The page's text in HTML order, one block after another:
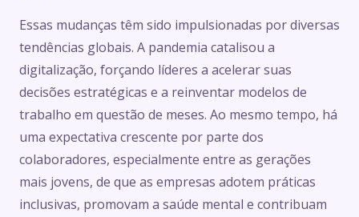
Essas mudanças têm sido impulsionadas por diversas
tendências globais. A pandemia catalisou a
digitalização, forçando líderes a acelerar suas
decisões estratégicas e a reinventar modelos de
trabalho em questão de meses. Ao mesmo tempo, há
uma expectativa crescente por parte dos
colaboradores, especialmente entre as gerações
mais jovens, de que as empresas adotem práticas
inclusivas, promovam a saúde mental e contribuam